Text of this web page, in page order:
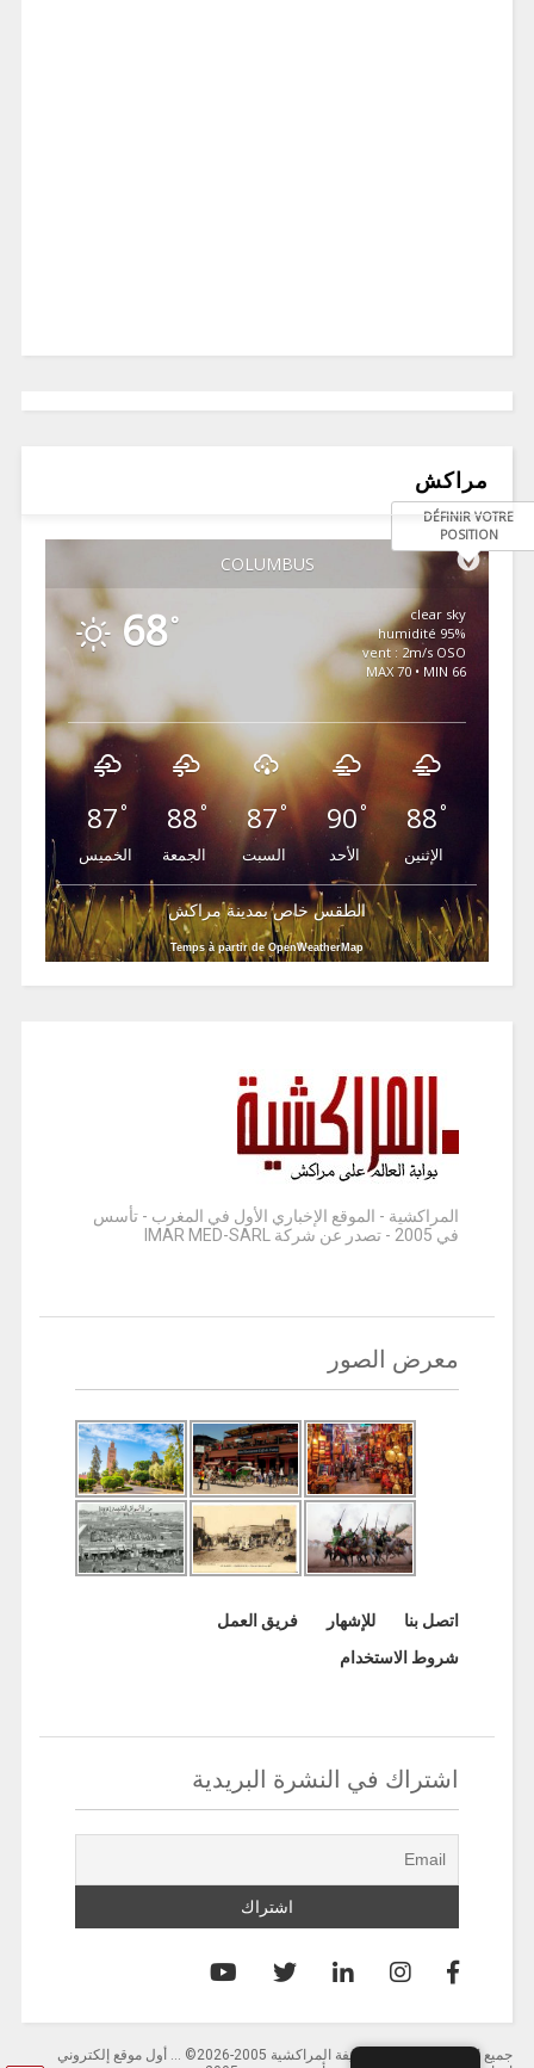
مراكش
COLUMBUS
DÉFINIR VOTRE
POSITION
68 °
clear sky
95% humidité
vent : 2m/s OSO
MAX 70 • MIN 66
87°
الخميس
88°
الجمعة
87°
السبت
90°
الأحد
88°
الإثنين
الطقس خاص بمدينة مراكش
Temps à partir de OpenWeatherMap
المراكشية - الموقع الإخباري الأول في المغرب - تأسس
في 2005 - تصدر عن شركة IMAR MED-SARL
معرض الصور
اتصل بنا للإشهار
فريق العمل
شروط الاستخدام
اشتراك في النشرة البريدية
جميع الحقوق محفوظة لصحيفة المراكشية 2005-2026© … أول موقع إلكتروني